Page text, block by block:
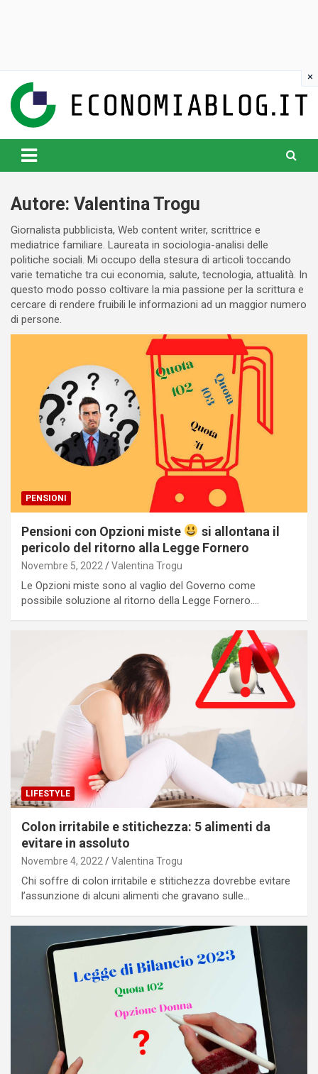
content
www.economiablog.it
Autore: Valentina Trogu
Giornalista pubblicista, Web content writer, scrittrice e
mediatrice familiare. Laureata in sociologia-analisi delle
politiche sociali. Mi occupo della stesura di articoli toccando
varie tematiche tra cui economia, salute, tecnologia, attualità. In
questo modo posso coltivare la mia passione per la scrittura e
cercare di rendere fruibili le informazioni ad un maggior numero
di persone.
PENSIONI
Pensioni con Opzioni miste
si allontana il
pericolo del ritorno alla Legge Fornero
Novembre 5, 2022 Valentina Trogu
Le Opzioni miste sono al vaglio del Governo come
possibile soluzione al ritorno della Legge Fornero.…
LIFESTYLE
Colon irritabile e stitichezza: 5 alimenti da
evitare in assoluto
Novembre 4, 2022 Valentina Trogu
Chi soffre di colon irritabile e stitichezza dovrebbe evitare
l’assunzione di alcuni alimenti che gravano sulle…